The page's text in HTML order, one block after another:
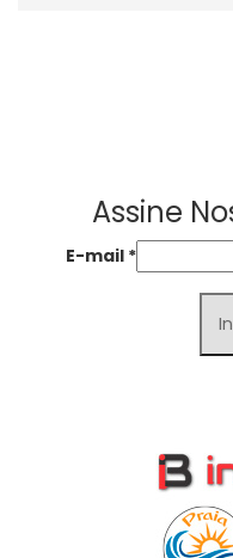
Assine
E-mail *